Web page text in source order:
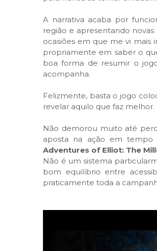
A narrativa acaba por
região e apresentando
ocasiões em que me vi mais
propriamente em saber o
boa forma de resumir o
acompanha.
Felizmente, basta o jogo
revelar aquilo que faz melhor.
Não demorou muito até
aposta na ação em tempo
Adventures of Elliot: The
Não é um sistema
bom equilíbrio entre
praticamente toda a